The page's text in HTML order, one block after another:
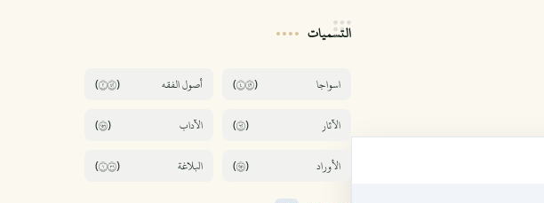
التسميات
(٤٩٤)
(٢٢٤)
(٢٦)
(٦٥١)
(١٥٢)
(١١٣)